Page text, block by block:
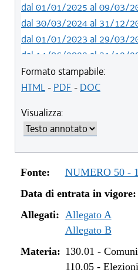
dal 01/01/2025 al 09/03/
dal 30/03/2024 al 31/12/
dal 01/01/2023 al 29/03/
dal 14/06/2022 al 31/12/
dal 16/03/2022 al 13/06/
dal 20/05/2021 al 15/03/
dal 14/03/2019 al 31/03/
dal 10/08/2017 al 13/03/
dal 30/06/2016 al 09/08/
dal 25/05/2016 al 29/06/
dal 06/08/2015 al 10/08/
dal 01/01/2015 al 05/08/
dal 20/02/2014 al 31/12/
dal 12/12/2013 al 19/02/
Formato stampabile:
HTML- PDF - DOC
Visualizza:
Fonte:
NUMERO 50 -
Data di entrata in vigore:
Allegati: Allegato A
Allegato B
Materia: 130.01 -
110.05- Elezioni